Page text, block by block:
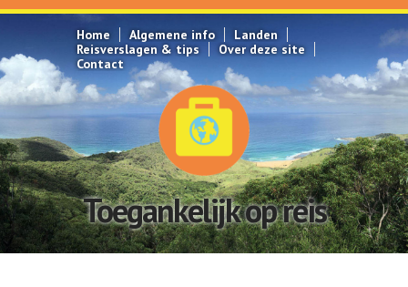
Overslaan en naar de inhoud gaan
Home
Algemene info
Landen
Reisverslagen & tips
Over deze site
Contact
Toegankelijk op reis